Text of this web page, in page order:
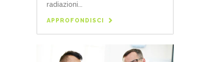
radiazioni...
APPROFONDISCI